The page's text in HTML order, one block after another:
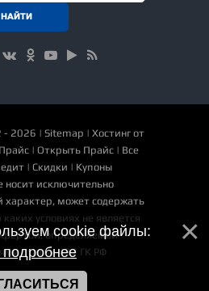
2026 | Sitemap | Хостинг от
| Открыть Прайс| Все
| Скидки | Купоны
носит исключительно
может содержать
условиях не является
определяемой
статьи 437 ГК РФ
cookie файлы:
подробнее